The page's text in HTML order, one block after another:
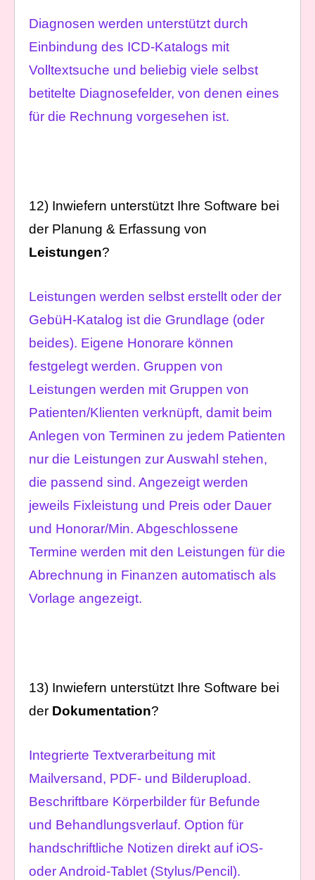
Diagnosen werden unterstützt durch
Einbindung des ICD-Katalogs mit
Volltextsuche und beliebig viele selbst
betitelte Diagnosefelder, von denen eines
für die Rechnung vorgesehen ist.
12) Inwiefern unterstützt Ihre Software bei
der Planung & Erfassung von
Leistungen?
Leistungen werden selbst erstellt oder der
GebüH-Katalog ist die Grundlage (oder
beides). Eigene Honorare können
festgelegt werden. Gruppen von
Leistungen werden mit Gruppen von
Patienten/Klienten verknüpft, damit beim
Anlegen von Terminen zu jedem Patienten
nur die Leistungen zur Auswahl stehen,
die passend sind. Angezeigt werden
jeweils Fixleistung und Preis oder Dauer
und Honorar/Min. Abgeschlossene
Termine werden mit den Leistungen für die
Abrechnung in Finanzen automatisch als
Vorlage angezeigt.
13) Inwiefern unterstützt Ihre Software bei
der Dokumentation?
Integrierte Textverarbeitung mit
Mailversand, PDF- und Bilderupload.
Beschriftbare Körperbilder für Befunde
und Behandlungsverlauf. Option für
handschriftliche Notizen direkt auf iOS-
oder Android-Tablet (Stylus/Pencil).